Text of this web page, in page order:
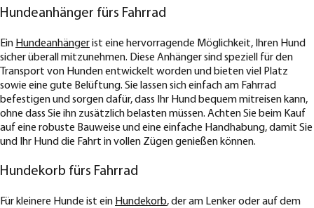
Hundeanhänger fürs Fahrrad
Ein Hundeanhängerist eine hervorragende Möglichkeit, Ihren Hund
sicher überall mitzunehmen. Diese Anhänger sind speziell für den
Transport von Hunden entwickelt worden und bieten viel Platz
sowie eine gute Belüftung. Sie lassen sich einfach am Fahrrad
befestigen und sorgen dafür, dass Ihr Hund bequem mitreisen kann,
ohne dass Sie ihn zusätzlich belasten müssen. Achten Sie beim Kauf
auf eine robuste Bauweise und eine einfache Handhabung, damit Sie
und Ihr Hund die Fahrt in vollen Zügen genießen können.
Hundekorb fürs Fahrrad
Für kleinere Hunde ist ein Hundekorb, der am Lenker oder auf dem